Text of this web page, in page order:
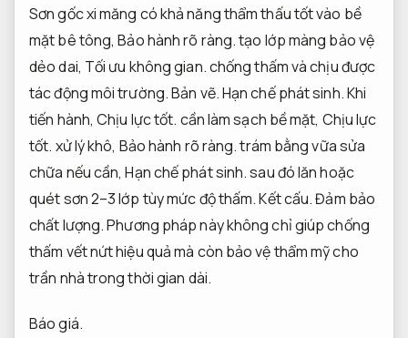
Sơn gốc xi măng có khả năng thẩm thấu tốt vào bề
mặt bê tông,Bảo hành rõ ràng.tạo lớp màng bảo vệ
dẻo dai, Tối ưu không gian.chống thấm và chịu được
tác động môi trường.Bản vẽ.Hạn chế phát sinh.Khi
tiến hành,Chịu lực tốt. cần làm sạch bề mặt, Chịu lực
tốt. xử lý khô, Bảo hành rõ ràng.trám bằng vữa sửa
chữa nếu cần,Hạn chế phát sinh.sau đó lăn hoặc
quét sơn 2–3 lớp tùy mức độ thấm.Kết cấu.Đảm bảo
chất lượng.Phương pháp này không chỉ giúp chống
thấm vết nứt hiệu quả mà còn bảo vệ thẩm mỹ cho
trần nhà trong thời gian dài.
Báo giá.